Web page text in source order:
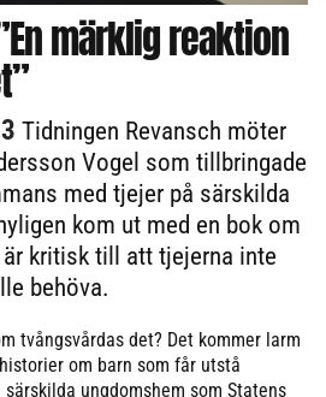
märklig reaktion
Tidningen Revansch möter
Vogel som tillbringade
med tjejer på särskilda
kom ut med en bok om
kritisk till att tjejerna inte
behöva.
tvångsvårdas det? Det kommer larm
om barn som får utstå
ungdomshem som Statens